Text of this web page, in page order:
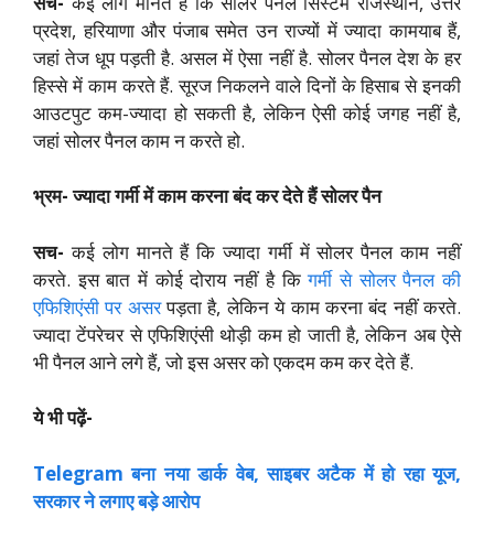
प्रदेश, हरियाणा और पंजाब समेत उन राज्यों में ज्यादा कामयाब हैं,
जहां तेज धूप पड़ती है. असल में ऐसा नहीं है. सोलर पैनल देश के हर
हिस्से में काम करते हैं. सूरज निकलने वाले दिनों के हिसाब से इनकी
आउटपुट कम-ज्यादा हो सकती है, लेकिन ऐसी कोई जगह नहीं है,
जहां सोलर पैनल काम न करते हो.
भ्रम- ज्यादा गर्मी में काम करना बंद कर देते हैं सोलर पैन
सच- कई लोग मानते हैं कि ज्यादा गर्मी में सोलर पैनल काम नहीं
करते. इस बात में कोई दोराय नहीं है किगर्मी से सोलर पैनल की
एफिशिएंसी पर असरपड़ता है, लेकिन ये काम करना बंद नहीं करते.
ज्यादा टेंपरेचर से एफिशिएंसी थोड़ी कम हो जाती है, लेकिन अब ऐसे
भी पैनल आने लगे हैं, जो इस असर को एकदम कम कर देते हैं.
ये भी पढ़ें-
Telegram बना नया डार्क वेब, साइबर अटैक में हो रहा यूज,
सरकार ने लगाए बड़े आरोप